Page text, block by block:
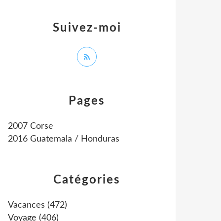
Catégories
Vacances (472)
Voyage (406)
Pages
2007 Corse
2016 Guatemala / Honduras
Suivez-moi